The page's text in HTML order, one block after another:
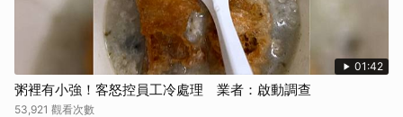
01:42
粥裡有小強！客怒控員工冷處理 業者：啟動調查
53,921 觀看次數